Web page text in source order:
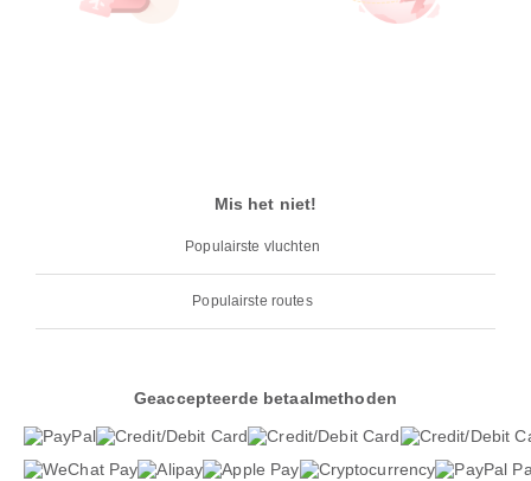
Mis het niet!
Populairste vluchten
Populairste routes
Geaccepteerde betaalmethoden